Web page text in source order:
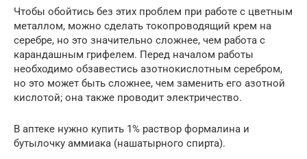
Чтобы обойтись без этих проблем при работе с цветным
металлом, можно сделать токопроводящий крем на
серебре, но это значительно сложнее, чем работа с
карандашным грифелем. Перед началом работы
необходимо обзавестись азотнокислотным серебром,
но это может быть сложнее, чем заменить его азотной
кислотой; она также проводит электричество.
В аптеке нужно купить 1% раствор формалина и
бутылочку аммиака (нашатырного спирта).